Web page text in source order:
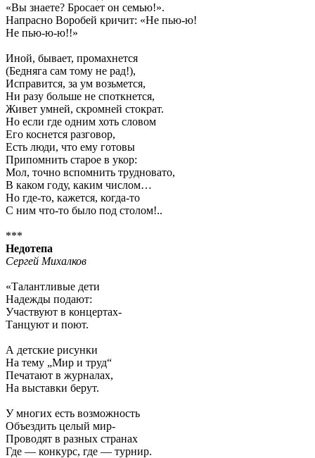
«Вы знаете? Бросает он семью!».
Напрасно Воробей кричит: «Не пью-ю!
Не пью-ю-ю!!»
Иной, бывает, промахнется
(Бедняга сам тому не рад!),
Исправится, за ум возьмется,
Ни разу больше не споткнется,
Живет умней, скромней стократ.
Но если где одним хоть словом
Его коснется разговор,
Есть люди, что ему готовы
Припомнить старое в укор:
Мол, точно вспомнить трудновато,
В каком году, каким числом…
Но где-то, кажется, когда-то
С ним что-то было под столом!..
***
Недотепа
Сергей Михалков
«Талантливые дети
Надежды подают:
Участвуют в концертах-
Танцуют и поют.
А детские рисунки
На тему „Мир и труд“
Печатают в журналах,
На выставки берут.
У многих есть возможность
Объездить целый мир-
Проводят в разных странах
Где — конкурс, где — турнир.